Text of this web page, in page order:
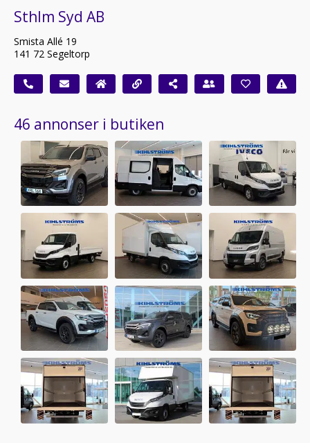
Sthlm Syd AB
Smista Allé 19
141 72 Segeltorp
46 annonser i butiken